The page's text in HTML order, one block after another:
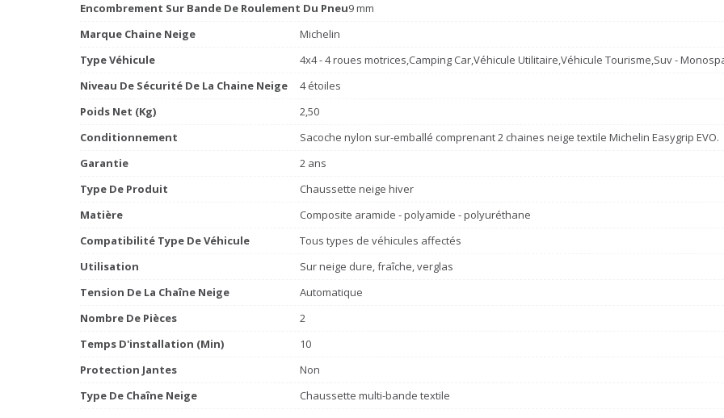
Encombrement Sur Bande De Roulement Du Pneu9 mm
Marque Chaine Neige
Michelin
Type Véhicule
4x4 - 4 roues motrices,Camping Car,Véhicule Utilitaire,Véhicule Tourisme,Suv -
Niveau De Sécurité De La Chaine Neige
4 étoiles
Poids Net (Kg)
2,50
Conditionnement
Sacoche nylon sur-emballé comprenant 2 chaines neige textile Michelin Easygrip EVO.
Garantie
2 ans
Type De Produit
Chaussette neige hiver
Matière
Composite aramide - polyamide - polyuréthane
Compatibilité Type De Véhicule
Tous types de véhicules affectés
Utilisation
Sur neige dure, fraîche, verglas
Tension De La Chaîne Neige
Automatique
Nombre De Pièces
2
Temps D'installation (min)
10
Protection Jantes
Non
Type De Chaîne Neige
Chaussette multi-bande textile